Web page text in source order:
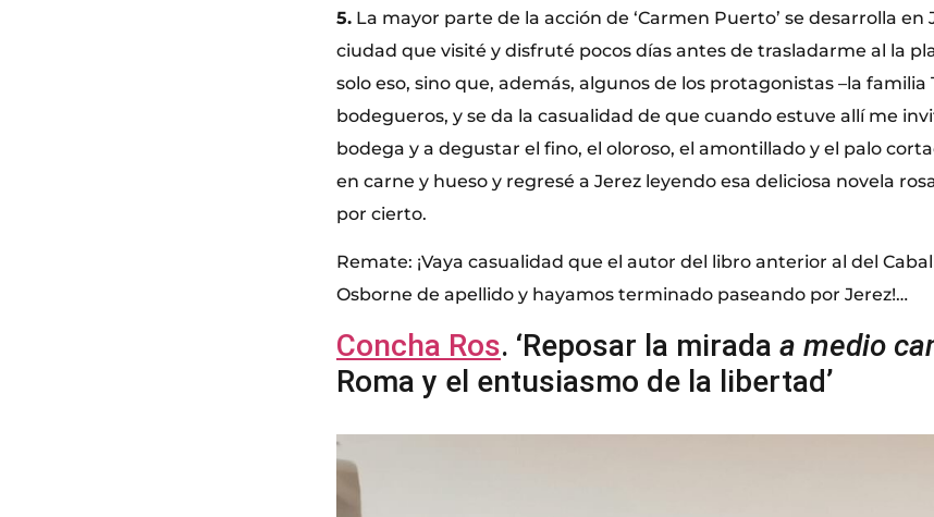
5. La mayor parte de la acción de ‘Carmen Puerto’ se desarrolla en
ciudad que visité y disfruté pocos días antes de trasladarme al la
solo eso, sino que, además, algunos de los protagonistas –la familia
bodegueros, y se da la casualidad de que cuando estuve allí me
bodega y a degustar el fino, el oloroso, el amontillado y el palo
en carne y hueso y regresé a Jerez leyendo esa deliciosa novela
por cierto.
Remate: ¡Vaya casualidad que el autor del libro anterior al del
Osborne de apellido y hayamos terminado paseando por Jerez!…
Concha Ros. ‘Reposar la mirada a medio
Roma y el entusiasmo de la libertad’